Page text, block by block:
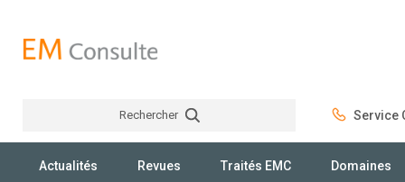
Rechercher Service
Actualités Revues Traités EMC Domaines